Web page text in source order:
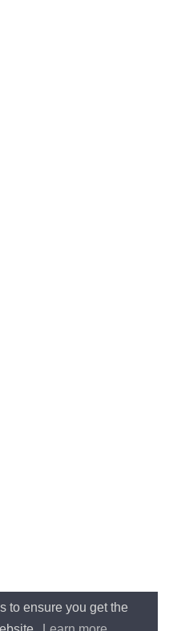
to ensure you get the